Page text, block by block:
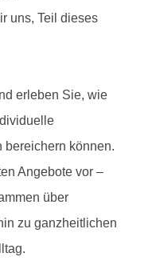
uns, Teil dieses
erleben Sie, wie
bereichern können.
Angebote vor –
über
zu ganzheitlichen